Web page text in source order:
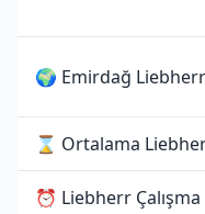
🌍 Emirdağ
⌛ Ortalama
⏰ Liebherr